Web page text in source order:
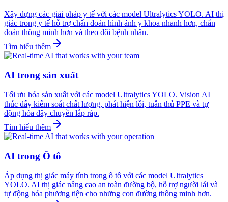
Xây dựng các giải pháp y tế với các model Ultralytics YOLO. AI thị
giác trong y tế hỗ trợ chẩn đoán hình ảnh y khoa nhanh hơn, chẩn
đoán thông minh hơn và theo dõi bệnh nhân.
Tìm hiểu thêm
AI trong sản xuất
Tối ưu hóa sản xuất với các model Ultralytics YOLO. Vision AI
thúc đẩy kiểm soát chất lượng, phát hiện lỗi, tuân thủ PPE và tự
động hóa dây chuyền lắp ráp.
Tìm hiểu thêm
AI trong Ô tô
Áp dụng thị giác máy tính trong ô tô với các model Ultralytics
YOLO. AI thị giác nâng cao an toàn đường bộ, hỗ trợ người lái và
tự động hóa phương tiện cho những con đường thông minh hơn.